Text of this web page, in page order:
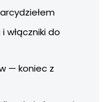
włączniki do
— koniec z